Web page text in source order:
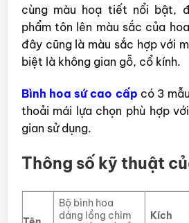
cùng màu hoạ tiết nổi bật,
phẩm tôn lên màu sắc của
đây cũng là màu sắc hợp với
biệt là không gian gỗ, cổ kính.
Bình hoa sứ cao cấp có 3
thoải mái lựa chọn phù hợp
gian sử dụng.
Thông số kỹ thuật
Bộ bình hoa
dáng lồng chim
Kích